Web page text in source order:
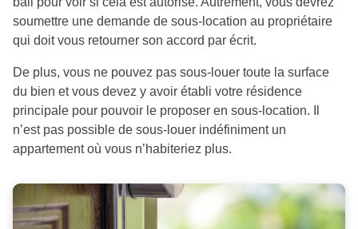
soumettre une demande de sous-location au propriétaire
qui doit vous retourner son accord par écrit.
De plus, vous ne pouvez pas sous-louer toute la surface
du bien et vous devez y avoir établi votre résidence
principale pour pouvoir le proposer en sous-location. Il
n’est pas possible de sous-louer indéfiniment un
appartement où vous n’habiteriez plus.